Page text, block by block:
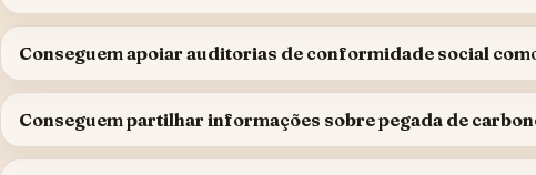
Conseguem apoiar auditorias de conformidade social
Conseguem partilhar informações sobre pegada de